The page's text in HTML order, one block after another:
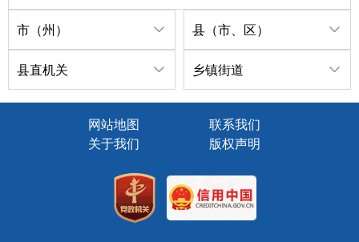
市（州） 县（市、区）
县直机关 乡镇街道
网站地图
联系我们
关于我们
版权声明